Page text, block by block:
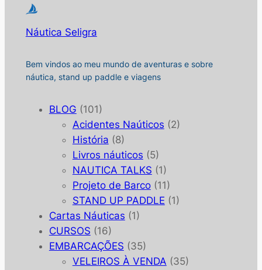
Náutica Seligra
Bem vindos ao meu mundo de aventuras e sobre
náutica, stand up paddle e viagens
BLOG (101)
Acidentes Naúticos (2)
História (8)
Livros náuticos (5)
NAUTICA TALKS (1)
Projeto de Barco(11)
STAND UP PADDLE (1)
Cartas Náuticas (1)
CURSOS (16)
EMBARCAÇÕES (35)
VELEIROS À VENDA (35)